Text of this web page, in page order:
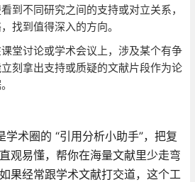
到不同研究之间的支持或对立关系，
找到值得深入的方向。
堂讨论或学术会议上，涉及某个有争
刻拿出支持或质疑的文献片段作为论
术圈的 “引用分析小助手”，把复
观易懂，帮你在海量文献里少走弯
果经常跟学术文献打交道，这个工